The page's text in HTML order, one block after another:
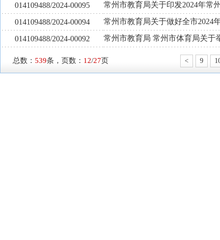
014109488/2024-00095 常州市教育局关于印发2024年常
014109488/2024-00094 常州市教育局关于做好全市2024
014109488/2024-00092 常州市教育局 常州市体育局关于
总数： 539条，页数： 12/27页 < 9